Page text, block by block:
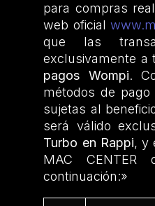
para compras
web oficial
que las
exclusivamente a
pagos Wompi.
métodos de
sujetas al
será válido
Turbo en Rappi, y
MAC
continuación:»